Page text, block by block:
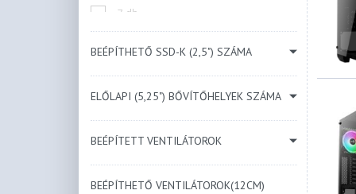
7 db
10 db
N/A
BEÉPÍTHETŐ SSD-K (2,5") SZÁMA
ELŐLAPI (5,25") BŐVÍTŐHELYEK SZÁMA
BEÉPÍTETT VENTILÁTOROK
BEÉPÍTHETŐ VENTILÁTOROK(12CM)